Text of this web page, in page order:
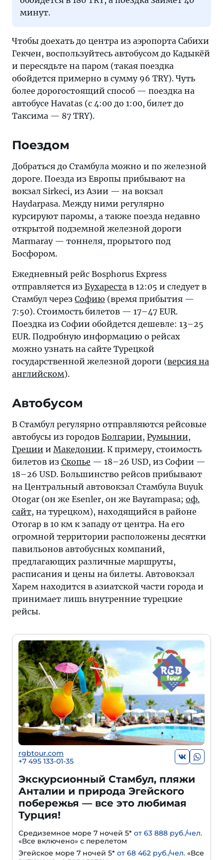
минут.
Чтобы доехать до центра из аэропорта Сабихи
Гекчен, воспользуйтесь автобусом до Кадыкёй
и пересядьте на паром (такая поездка
обойдется примерно в сумму 96 TRY). Чуть
более дорогостоящий способ — поездка на
автобусе Havatas (c 4:00 до 1:00, билет до
Таксима — 87 TRY).
Поездом
Добраться до Стамбула можно и по железной
дороге. Поезда из Европы прибывают на
вокзал Sirkeci, из Азии — на вокзал
Haydarpasa. Между ними регулярно
курсируют паромы, а также поезда недавно
открытой подземной железной дороги
Marmaray — тоннеля, прорытого под
Босфором.
Ежедневный рейс Bosphorus Express
отправляется из Бухареста в 12:05 и следует в
Стамбул через Софию (время прибытия —
7:50). Стоимость билетов — 17–47 EUR.
Поездка из Софии обойдется дешевле: 13–25
EUR. Подробную информацию о рейсах
можно узнать на сайте Турецкой
государственной железной дороги (версия на
английском).
Автобусом
В Стамбул регулярно отправляются рейсовые
автобусы из городов Болгарии, Румынии,
Греции и Македонии. К примеру, стоимость
билетов из Скопье — 18–26 USD, из Софии —
18–26 USD. Большинство рейсов прибывают
на Центральный автовокзал Стамбула Buyuk
Otogar (он же Esenler, он же Bayrampasa; оф.
сайт, на турецком), находящийся в районе
Отогар в 10 км к западу от центра. На его
огромной территории расположены десятки
павильонов автобусных компаний,
предлагающих различные маршруты,
расписания и цены на билеты. Автовокзал
Харем находится в азиатской части города и
принимает лишь внутренние турецкие
рейсы.
rgbtour.com
+7 495 133-01-35
Экскурсионный Стамбул, пляжи
Анталии и природа Эгейского
побережья — все это любимая
Турция!
Средиземное море 7 ночей 5* от 63 888 руб./чел.
«Все включено» с перелетом
Эгейское море 7 ночей 5* от 68 462 руб./чел. «Все